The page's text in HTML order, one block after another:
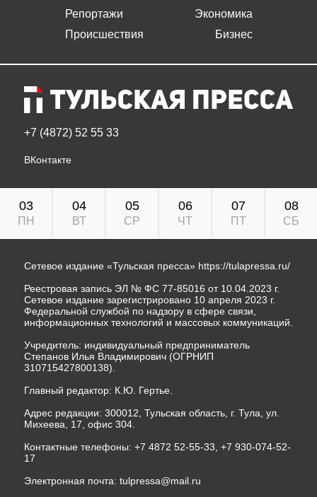
Репортажи
Происшествия
Экономика
Бизнес
+7 (4872) 52 55 33
ВКонтакте
03
ПН
04
ВТ
05
СР
06
ЧТ
07
ПТ
08
СБ
Сетевое издание «Тульская пресса» https://tulapressa.ru/
Реестровая запись ЭЛ № ФС 77-85016 от 10.04.2023 г.
Сетевое издание зарегистрировано 10 апреля 2023 г.
Федеральной службой по надзору в сфере связи,
информационных технологий и массовых коммуникаций.
Учредитель: индивидуальный предприниматель
Степанов Илья Владимирович (ОГРНИП
310715427800138).
Главный редактор: К.Ю. Гертье.
Адрес редакции: 300012, Тульская область, г. Тула, ул.
Михеева, 17, офис 304.
Контактные телефоны: +7 4872 52-55-33, +7 930-074-52-
17
Электронная почта: tulpressa@mail.ru